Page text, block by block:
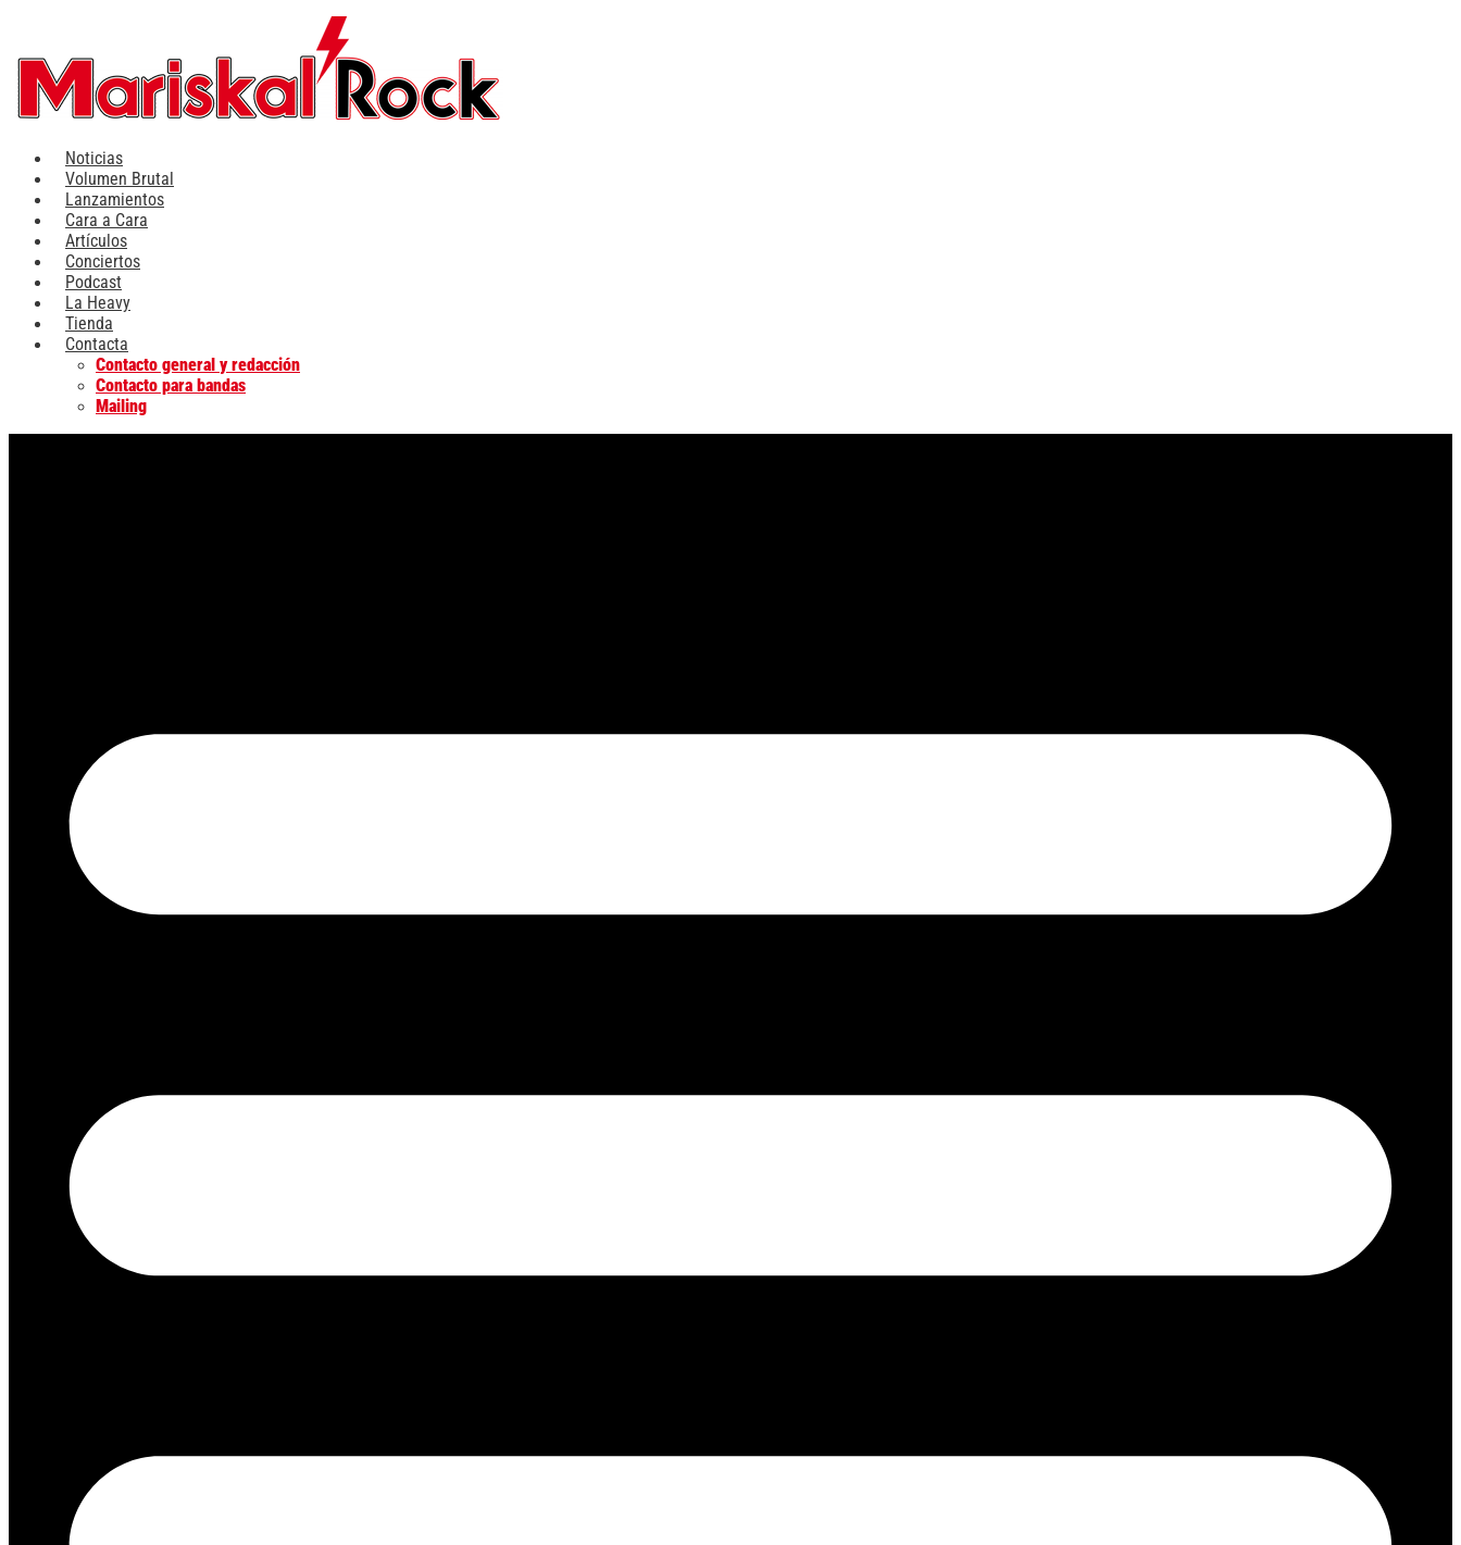
contenido
Noticias
Volumen Brutal
Lanzamientos
Cara a Cara
Artículos
Conciertos
Podcast
La Heavy
Tienda
Contacta
Contacto general y redacción
Contacto para bandas
Mailing